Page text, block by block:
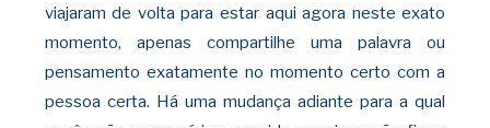
viajaram de volta para estar aqui agora neste exato
momento, apenas compartilhe uma palavra ou
pensamento exatamente no momento certo com a
pessoa certa. Há uma mudança adiante para a qual